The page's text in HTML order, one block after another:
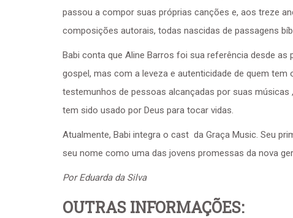
passou a compor suas próprias canções e, aos treze
composições autorais, todas nascidas de passagens
Babi conta que Aline Barros foi sua referência desde
gospel, mas com a leveza e autenticidade de quem
testemunhos de pessoas alcançadas por suas
tem sido usado por Deus para tocar vidas.
Atualmente, Babi integra o cast da Graça Music. Seu
seu nome como uma das jovens promessas da nova
Por Eduarda da Silva
OUTRAS INFORMAÇÕES: